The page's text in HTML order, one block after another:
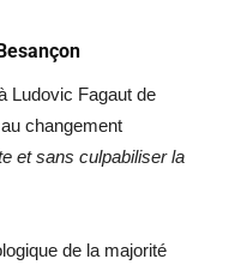
Ludovic Fagaut de
au changement
et sans culpabiliser la
de la majorité